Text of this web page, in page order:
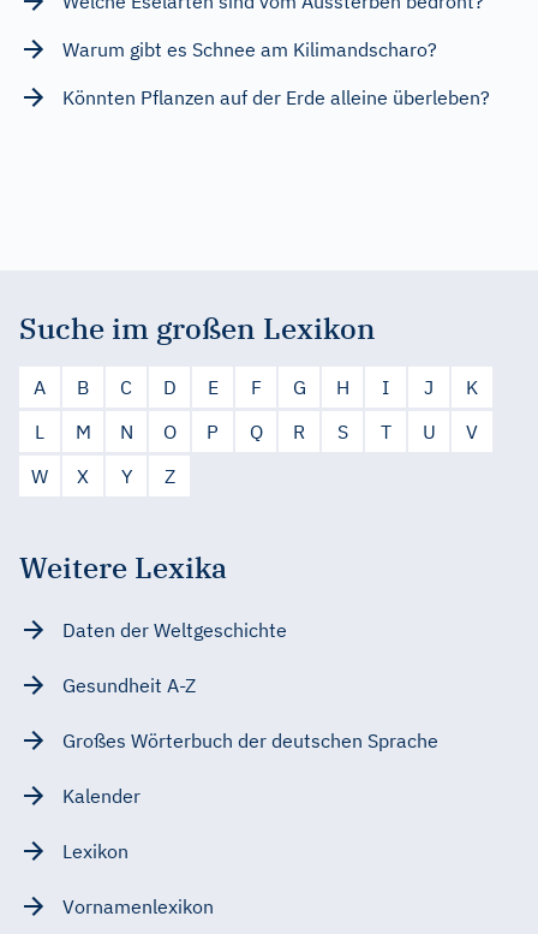
Warum gibt es Schnee am Kilimandscharo?
Könnten Pflanzen auf der Erde alleine überleben?
Suche im großen Lexikon
A B C D E F G H I J
K
L
M N O P Q R S T U
V
W
X Y Z
Weitere Lexika
Daten der Weltgeschichte
Gesundheit A-Z
Großes Wörterbuch der deutschen Sprache
Kalender
Lexikon
Vornamenlexikon